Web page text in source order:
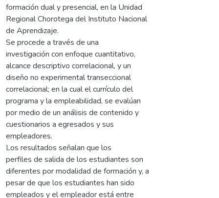
formación dual y presencial, en la Unidad
Regional Chorotega del Instituto Nacional
de Aprendizaje.
Se procede a través de una
investigación con enfoque cuantitativo,
alcance descriptivo correlacional, y un
diseño no experimental transeccional
correlacional; en la cual el currículo del
programa y la empleabilidad, se evalúan
por medio de un análisis de contenido y
cuestionarios a egresados y sus
empleadores.
Los resultados señalan que los
perfiles de salida de los estudiantes son
diferentes por modalidad de formación y, a
pesar de que los estudiantes han sido
empleados y el empleador está entre